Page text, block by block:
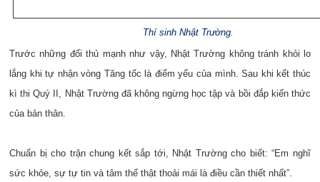
Thí sinh Nhật Trường.
Trước những đối thủ mạnh như vậy, Nhật Trường không tránh khỏi lo
lắng khi tự nhận vòng Tăng tốc là điểm yếu của mình. Sau khi kết thúc
kì thi Quý II, Nhật Trường đã không ngừng học tập và bồi đắp kiến thức
của bản thân.
Chuẩn bị cho trận chung kết sắp tới, Nhật Trường cho biết: “Em nghĩ
sức khỏe, sự tự tin và tâm thế thật thoải mái là điều cần thiết nhất”.